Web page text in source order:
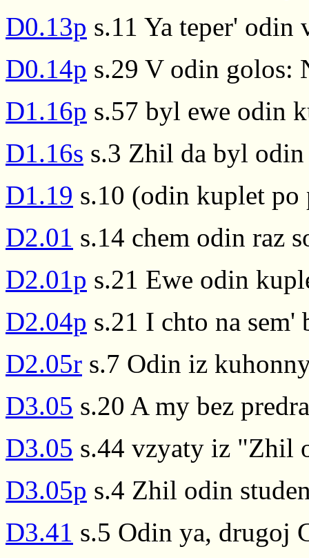
D0.13p s.11 Ya teper' odin
D0.14p s.29 V odin golos:
D1.16p s.57 byl ewe odin
D1.16s s.3 Zhil da byl odin
D1.19 s.10 (odin kuplet po
D2.01 s.14 chem odin raz
D2.01p s.21 Ewe odin
D2.04p s.21 I chto na sem'
D2.05r s.7 Odin iz
D3.05 s.20 A my bez
D3.05 s.44 vzyaty iz "Zhil
D3.05p s.4 Zhil odin
D3.41 s.5 Odin ya, drugoj